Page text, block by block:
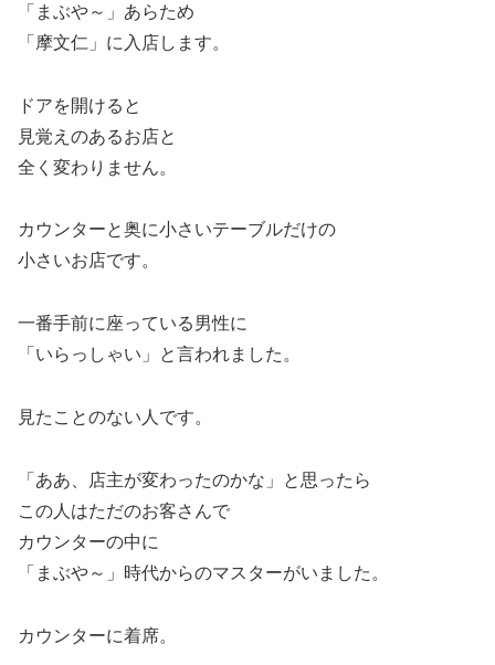
「まぶや～」あらため
「摩文仁」に入店します。
ドアを開けると
見覚えのあるお店と
全く変わりません。
カウンターと奥に小さいテーブルだけの
小さいお店です。
一番手前に座っている男性に
「いらっしゃい」と言われました。
見たことのない人です。
「ああ、店主が変わったのかな」と思ったら
この人はただのお客さんで
カウンターの中に
「まぶや～」時代からのマスターがいました。
カウンターに着席。